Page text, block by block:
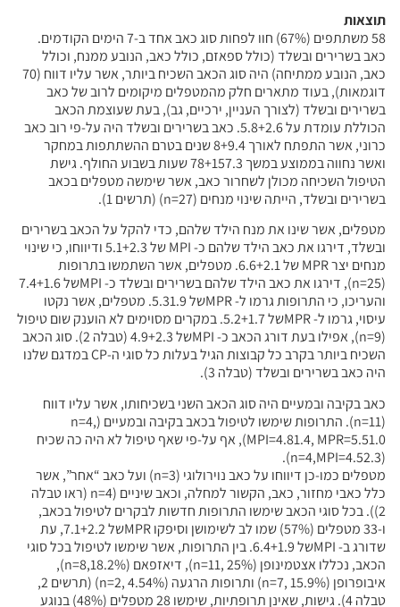
תוצאות
58 משתתפים (67%) חוו לפחות סוג כאב אחד ב-7 הימים הקודמים.
כאב בשרירים ובשלד (כולל ספאזם, כולל כאב, הנובע ממנח, וכולל
כאב, הנובע ממתיחה) היה סוג הכאב השכיח ביותר, אשר עליו דווח (70
דוגמאות), בעוד מתארים חלק מהמטפלים מיקומים לרוב של כאב
בשרירים ובשלד (לצורך העניין, ירכיים, גב), בעת שעוצמת הכאב
הכוללת עומדת על 5.8+2.6. כאב בשרירים ובשלד היה על-פי רוב כאב
כרוני, אשר התפתח לאורך 8+9.4 שנים בטרם ההשתתפות במחקר
ואשר נחווה בממוצע במשך 78+157.3 שעות בשבוע החולף. גישת
הטיפול השכיחה מכולן לשחרור כאב, אשר שימשה מטפלים בכאב
בשרירים ובשלד, הייתה שינוי מנחים (n=27) (תרשים 1).
מטפלים, אשר שינו את מנח הילד שלהם, כדי להקל על הכאב בשרירים
ובשלד, דירגו את כאב הילד שלהם כ- MPI של 5.1+2.3 ודיווחו, כי שינוי
מנחים יצר MPR של 6.6+2.1. מטפלים, אשר השתמשו בתרופות
(n=25), דירגו את כאב הילד שלהם בשרירים ובשלד כ- MPIשל 7.4+1.6
והעריכו, כי התרופות גרמו ל- MPRשל 5.31.9. מטפלים, אשר נקטו
עיסוי, גרמו ל- MPRשל 5.2+1.7. במקרים מסוימים לא הוענק שום טיפול
(n=9), אפילו בעת דורג הכאב כ- MPIשל 4.9+2.3 (טבלה 2). סוג הכאב
השכיח ביותר בקרב כל קבוצות הגיל בעלות כל סוגי ה-CP במדגם שלנו
היה כאב בשרירים ובשלד (טבלה 3).
כאב בקיבה ובמעיים היה סוג הכאב השני בשכיחותו, אשר עליו דווח
(n=11). התרופות שימשו לטיפול בכאב בקיבה ובמעיים (n=4,
MPI=4.81.4, MPR=5.51.0), אף על-פי שאף טיפול לא היה כה שכיח
(n=4,MPI=4.52.3).
מטפלים כמו-כן דיווחו על כאב נוירולוגי (n=3) ועל כאב “אחר”, אשר
כלל כאבי מחזור, כאב, הקשור למחלה, וכאב שיניים (n=4 (ראו טבלה
2)). בכל סוגי הכאב שימשו התרופות חדשות לבקרים לטיפול בכאב,
ו-33 מטפלים (57%) שמו לב לשימושן וסיפקו MPRשל 7.1+2.2, עת
שדורג ב- MPIשל 6.4+1.9. בין התרופות, אשר שימשו לטיפול בכל סוגי
הכאב, נכללו אצטמינופן (n=11, 25%), דיאזפאם (n=8,18.2%),
איבופרופן (n=7, 15.9%) ותרופות הרגעה (n=2, 4.54%) (תרשים 2,
טבלה 4). גישות, שאינן תרופתיות, שימשו 28 מטפלים (48%) בנוגע